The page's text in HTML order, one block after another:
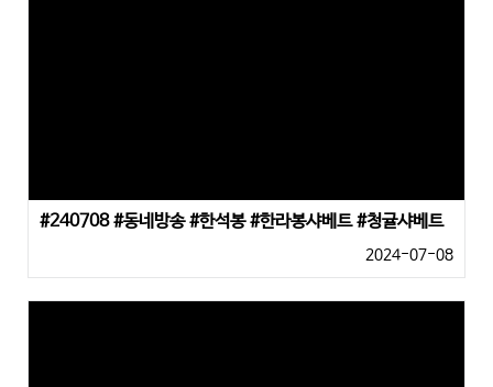
#240708 #동네방송 #한석봉 #한라봉샤베트 #청귤샤베트
2024-07-08